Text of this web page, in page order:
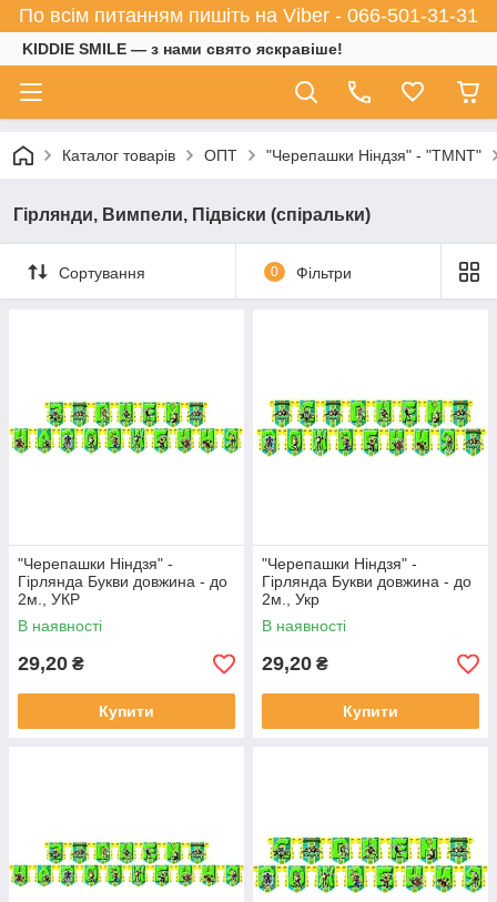
По всім питанням пишіть на Viber - 066-501-31-31
KIDDIE SMILE — з нами свято яскравіше!
Каталог товарів ОПТ "Черепашки Ніндзя" - "TMNT"
Гірлянди, Вимпели, Підвіски (спіральки)
Сортування 0 Фільтри
"Черепашки Ніндзя" -
Гірлянда Букви довжина - до
2м., УКР
В наявності
29,20 ₴
Купити
"Черепашки Ніндзя" -
Гірлянда Букви довжина - до
2м., Укр
В наявності
29,20 ₴
Купити